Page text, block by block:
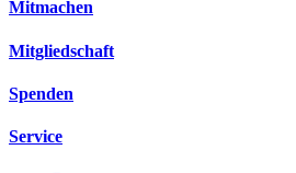
Mitmachen
Mitgliedschaft
Spenden
Service